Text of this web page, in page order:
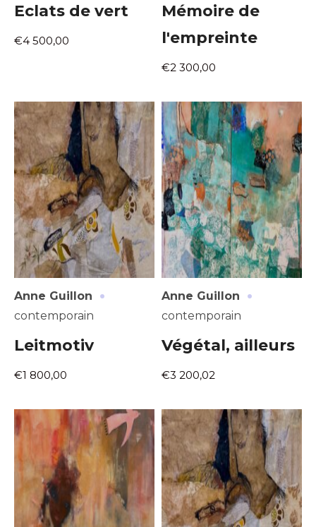
Eclats de vert
€4 500,00
Mémoire de
l'empreinte
€2 300,00
Anne Guillon ·
contemporain
Leitmotiv
€1 800,00
Anne Guillon ·
contemporain
Végétal, ailleurs
€3 200,02